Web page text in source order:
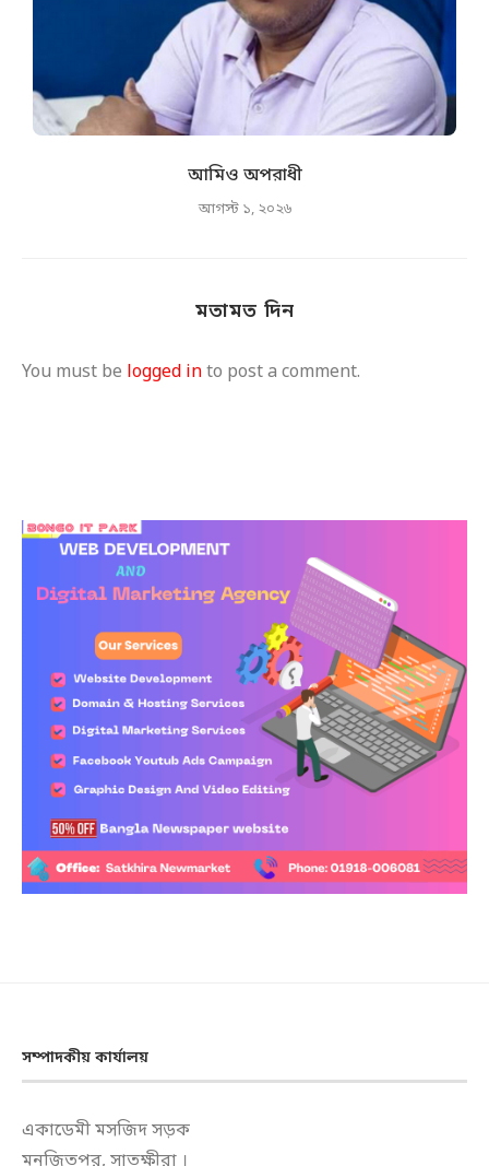
আমিও অপরাধী
আগস্ট ১, ২০২৬
মতামত দিন
You must be logged into post a comment.
সম্পাদকীয় কার্যালয়
একাডেমী মসজিদ সড়ক